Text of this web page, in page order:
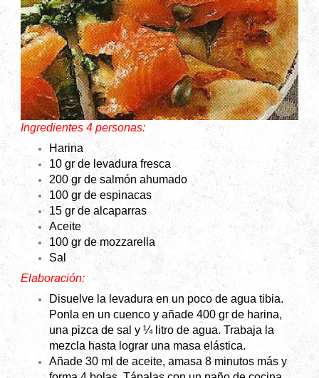
Ingredientes 4 personas:
Harina
10 gr de levadura fresca
200 gr de salmón ahumado
100 gr de espinacas
15 gr de alcaparras
Aceite
100 gr de mozzarella
Sal
Elaboración:
Disuelve la levadura en un poco de agua tibia.
Ponla en un cuenco y añade 400 gr de harina,
una pizca de sal y ¼ litro de agua. Trabaja la
mezcla hasta lograr una masa elástica.
Añade 30 ml de aceite, amasa 8 minutos más y